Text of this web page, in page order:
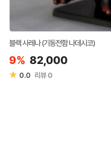
블랙 사레나 (기동전함 나데시코)
9% 82,000
★ 0.0 리뷰0